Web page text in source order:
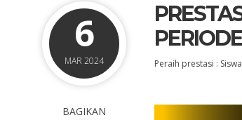
6
MAR 2024 Peraih prestasi :
BAGIKAN